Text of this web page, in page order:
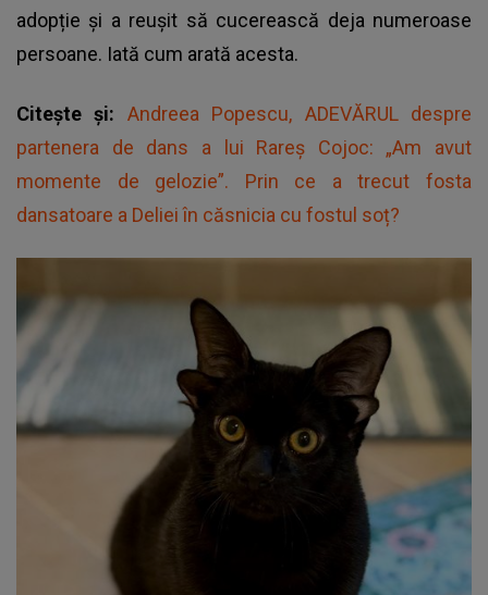
adopție și a reușit să cucerească deja numeroase
persoane. Iată cum arată acesta.
Citește și: Andreea Popescu, ADEVĂRUL despre
partenera de dans a lui Rareș Cojoc: „Am avut
momente de gelozie”. Prin ce a trecut fosta
dansatoare a Deliei în căsnicia cu fostul soț?